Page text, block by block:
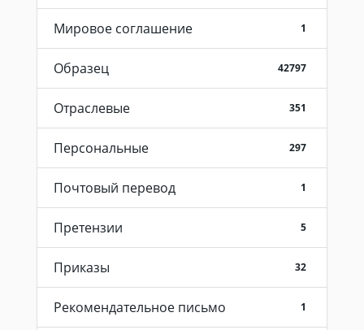
Мировое соглашение 1
Образец 42797
Отраслевые 351
Персональные 297
Почтовый перевод 1
Претензии 5
Приказы 32
Рекомендательное письмо 1